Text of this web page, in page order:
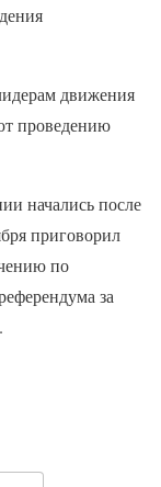
движения
проведению
начались после
приговорил
по
за